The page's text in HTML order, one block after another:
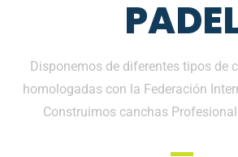
Disponemos de diferentes tipos de
homologadas con la Federación
Construimos canchas